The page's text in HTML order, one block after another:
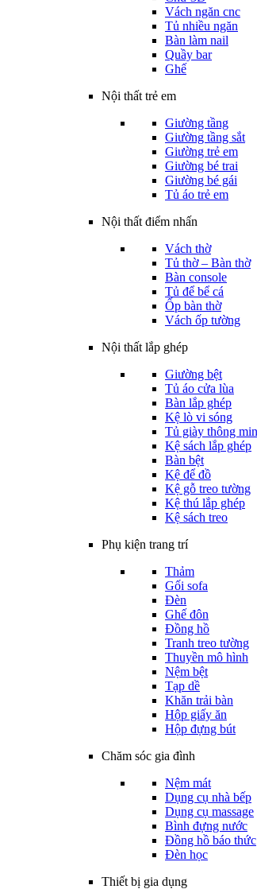
Vách ngăn cnc
Tủ nhiều ngăn
Bàn làm nail
Quầy bar
Ghế
Nội thất trẻ em
Giường tầng
Giường tầng sắt
Giường trẻ em
Giường bé trai
Giường bé gái
Tủ áo trẻ em
Nội thất điểm nhấn
Vách thờ
Tủ thờ – Bàn thờ
Bàn console
Tủ để bể cá
Ốp bàn thờ
Vách ốp tường
Nội thất lắp ghép
Giường bệt
Tủ áo cửa lùa
Bàn lắp ghép
Kệ lò vi sóng
Tủ giày thông
Kệ sách lắp ghép
Bàn bệt
Kệ để đồ
Kệ gỗ treo tường
Kệ thú lắp ghép
Kệ sách treo
Phụ kiện trang trí
Thảm
Gối sofa
Đèn
Ghế đôn
Đồng hồ
Tranh treo tường
Thuyền mô hình
Nệm bệt
Tạp dề
Khăn trải bàn
Hộp giấy ăn
Hộp đựng bút
Chăm sóc gia đình
Nệm mát
Dụng cụ nhà bếp
Dụng cụ massage
Bình đựng nước
Đồng hồ báo thức
Đèn học
Thiết bị gia dụng